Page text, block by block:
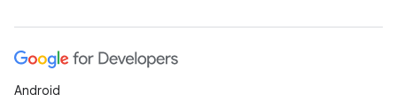
Android